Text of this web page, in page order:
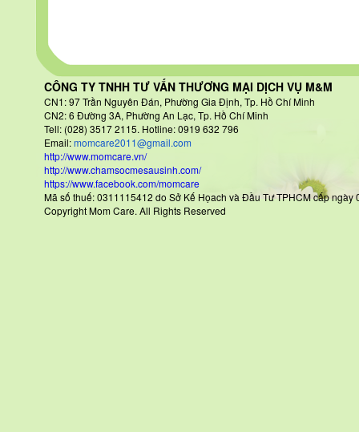
CÔNG TY TNHH TƯ VẤN THƯƠNG MẠI DỊCH VỤ M&M
CN1: 97 Trần Nguyên Đán, Phường Gia Định, Tp. Hồ Chí Minh
CN2: 6 Đường 3A, Phường An Lạc, Tp. Hồ Chí Minh
Tell: (028) 3517 2115. Hotline: 0919 632 796
Email:momcare2011@gmail.com
http://www.momcare.vn/
http://www.chamsocmesausinh.com/
https://www.facebook.com/momcare
Mã số thuế: 0311115412 do Sở Kế Họach và Đầu Tư TPHCM
Copyright Mom Care. All Rights Reserved